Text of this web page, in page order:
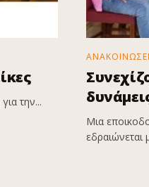
την...
Μια
εδραιώνεται